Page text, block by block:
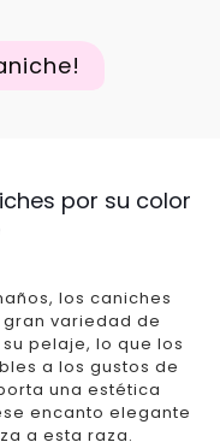
por su color
los caniches
variedad de
pelaje, lo que los
a los gustos de
una estética
encanto elegante
a esta raza.